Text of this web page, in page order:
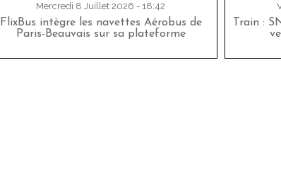
Mercredi 8 Juillet 2026 - 18:42
FlixBus intègre les navettes Aérobus de
Paris-Beauvais sur sa plateforme
Train :